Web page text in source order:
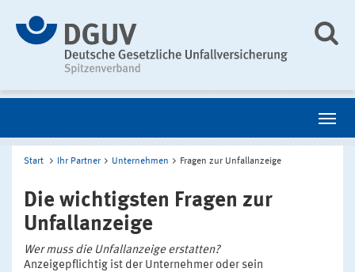
Start Ihr Partner Unternehmen Fragen zur Unfallanzeige
Die wichtigsten Fragen zur
Unfallanzeige
Wer muss die Unfallanzeige erstatten?
Anzeigepflichtig ist der Unternehmer oder sein